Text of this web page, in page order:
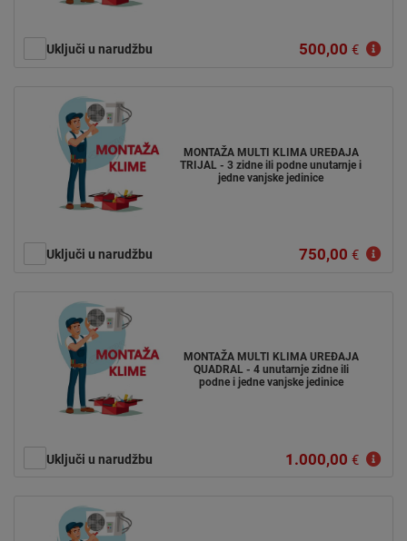
Uključi u narudžbu 500,00 €
MONTAŽA MULTI KLIMA UREĐAJA
TRIJAL - 3 zidne ili podne unutarnje i
jedne vanjske jedinice
Uključi u narudžbu 750,00 €
MONTAŽA MULTI KLIMA UREĐAJA
QUADRAL - 4 unutarnje zidne ili
podne i jedne vanjske jedinice
Uključi u narudžbu 1.000,00 €